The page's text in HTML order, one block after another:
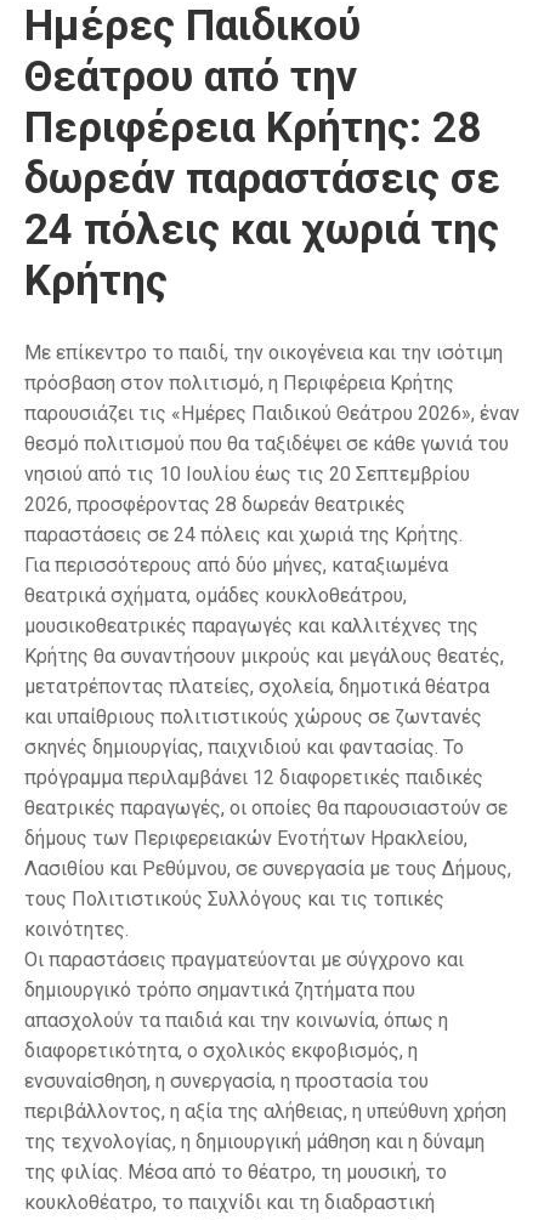
Ημέρες Παιδικού
Θεάτρου από την
Περιφέρεια Κρήτης: 28
δωρεάν παραστάσεις σε
24 πόλεις και χωριά της
Κρήτης
Με επίκεντρο το παιδί, την οικογένεια και την ισότιμη
πρόσβαση στον πολιτισμό, η Περιφέρεια Κρήτης
παρουσιάζει τις «Ημέρες Παιδικού Θεάτρου 2026», έναν
θεσμό πολιτισμού που θα ταξιδέψει σε κάθε γωνιά του
νησιού από τις 10 Ιουλίου έως τις 20 Σεπτεμβρίου
2026, προσφέροντας 28 δωρεάν θεατρικές
παραστάσεις σε 24 πόλεις και χωριά της Κρήτης.
Για περισσότερους από δύο μήνες, καταξιωμένα
θεατρικά σχήματα, ομάδες κουκλοθεάτρου,
μουσικοθεατρικές παραγωγές και καλλιτέχνες της
Κρήτης θα συναντήσουν μικρούς και μεγάλους θεατές,
μετατρέποντας πλατείες, σχολεία, δημοτικά θέατρα
και υπαίθριους πολιτιστικούς χώρους σε ζωντανές
σκηνές δημιουργίας, παιχνιδιού και φαντασίας. Το
πρόγραμμα περιλαμβάνει 12 διαφορετικές παιδικές
θεατρικές παραγωγές, οι οποίες θα παρουσιαστούν σε
δήμους των Περιφερειακών Ενοτήτων Ηρακλείου,
Λασιθίου και Ρεθύμνου, σε συνεργασία με τους Δήμους,
τους Πολιτιστικούς Συλλόγους και τις τοπικές
κοινότητες.
Οι παραστάσεις πραγματεύονται με σύγχρονο και
δημιουργικό τρόπο σημαντικά ζητήματα που
απασχολούν τα παιδιά και την κοινωνία, όπως η
διαφορετικότητα, ο σχολικός εκφοβισμός, η
ενσυναίσθηση, η συνεργασία, η προστασία του
περιβάλλοντος, η αξία της αλήθειας, η υπεύθυνη χρήση
της τεχνολογίας, η δημιουργική μάθηση και η δύναμη
της φιλίας. Μέσα από το θέατρο, τη μουσική, το
κουκλοθέατρο, το παιχνίδι και τη διαδραστική